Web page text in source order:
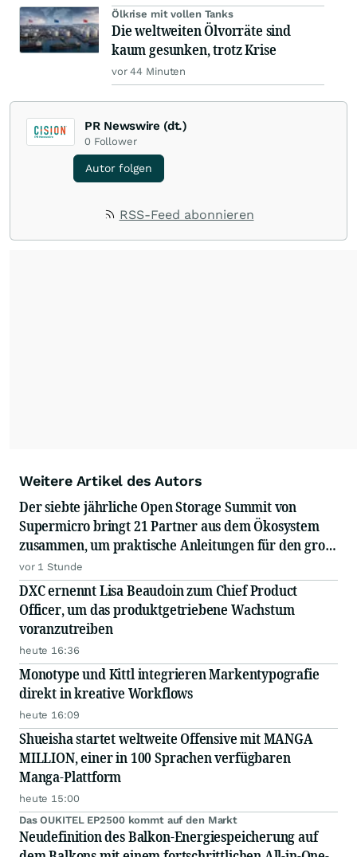
Ölkrise mit vollen Tanks
Die weltweiten Ölvorräte sind
kaum gesunken, trotz Krise
vor 44 Minuten
PR Newswire (dt.)
0 Follower
Autor folgen
RSS-Feed abonnieren
Weitere Artikel des Autors
Der siebte jährliche Open Storage Summit von
Supermicro bringt 21 Partner aus dem Ökosystem
zusammen, um praktische Anleitungen für den groß
angelegten Einsatz von KI in Unternehmen
auszutauschen
vor 1 Stunde
DXC ernennt Lisa Beaudoin zum Chief Product
Officer, um das produktgetriebene Wachstum
voranzutreiben
heute 16:36
Monotype und Kittl integrieren Markentypografie
direkt in kreative Workflows
heute 16:09
Shueisha startet weltweite Offensive mit MANGA
MILLION, einer in 100 Sprachen verfügbaren
Manga-Plattform
heute 15:00
Das OUKITEL EP2500 kommt auf den Markt
Neudefinition des Balkon-Energiespeicherung auf